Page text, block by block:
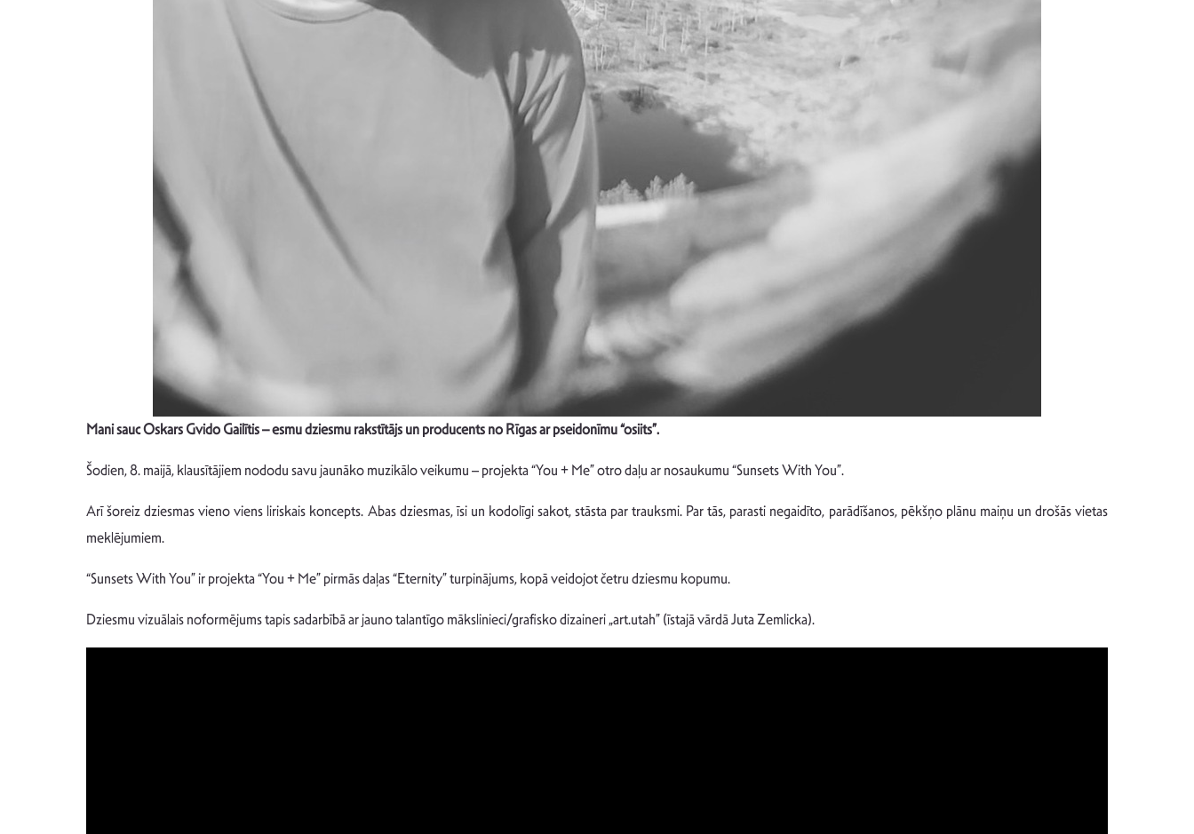
Mani sauc Oskars Gvido Gailītis – esmu dziesmu rakstītājs un producents no Rīgas ar pseidonīmu “osiits”.
Šodien, 8. maijā, klausītājiem nododu savu jaunāko muzikālo veikumu – projekta “You + Me” otro daļu ar nosaukumu “Sunsets With You”.
Arī šoreiz dziesmas vieno viens liriskais koncepts. Abas dziesmas, īsi un kodolīgi sakot, stāsta par trauksmi. Par tās, parasti negaidīto, parādīšanos, pēkšņo plānu maiņu un drošās vietas
meklējumiem.
“Sunsets With You” ir projekta “You + Me” pirmās daļas “Eternity” turpinājums, kopā veidojot četru dziesmu kopumu.
Dziesmu vizuālais noformējums tapis sadarbībā ar jauno talantīgo mākslinieci/grafisko dizaineri „art.utah” (īstajā vārdā Juta Zemlicka).